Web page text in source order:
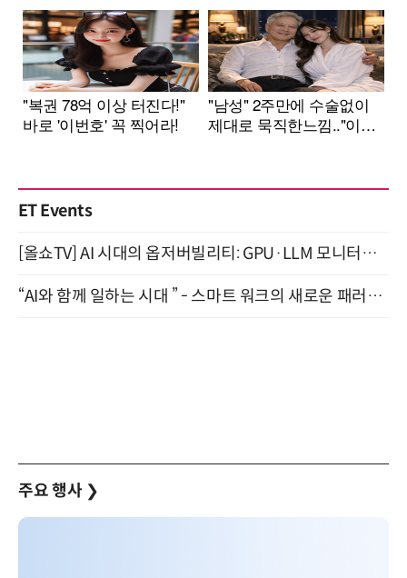
ET Events
[올쇼TV] AI 시대의 옵저버빌리티: GPU·LLM 모니터링부터 AI 기반 장애 대응까지 (8/11 생방송)
“AI와 함께 일하는 시대 ” - 스마트 워크의 새로운 패러다임 (9/11)
주요 행사 ❯